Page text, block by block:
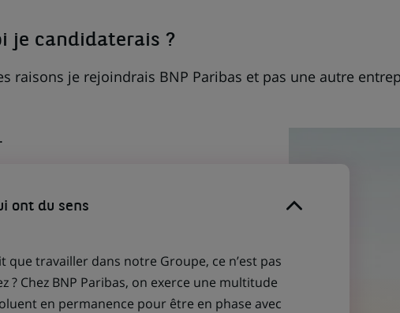
je candidaterais ?
raisons je rejoindrais BNP Paribas et pas une autre
ont du sens
que travailler dans notre Groupe, ce n’est pas
? Chez BNP Paribas, on exerce une multitude
en permanence pour être en phase avec